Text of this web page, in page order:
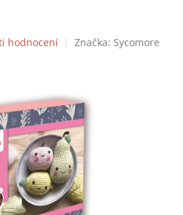
hodnocení Značka: Sycomore